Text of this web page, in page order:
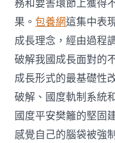
務和要害環節上獲得
果。包養網這集中表
成長理念，經由過程
破解我國成長面對的
成長形式的最基礎性
破解、國度軌制系統
國度平安樊籬的堅固
感覺自己的腦袋被強